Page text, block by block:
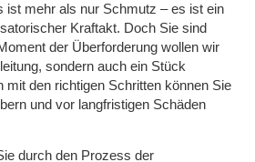
ist mehr als nur Schmutz – es ist ein
Kraftakt. Doch Sie sind
der Überforderung wollen wir
sondern auch ein Stück
mit den richtigen Schritten können Sie
und vor langfristigen Schäden
durch den Prozess der